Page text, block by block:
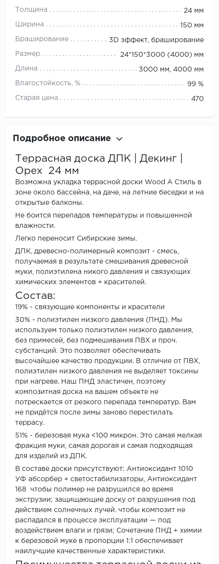
Толщина 24 мм
Ширина 150 мм
Браширование 3D эффект, браширование
Размер 24*150*3000 (4000) мм
Длина 3000 мм, 4000 мм
Влагостойкость, % 99 %
Старая цена 470
Подробное описание
Террасная доска ДПК | Декинг |
Орех 24 мм
Возможна укладка террасной доски Wood А Стиль в
зоне около бассейна, на даче, на летние беседки и на
открытые балконы.
Не боится перепадов температуры и повышенной
влажности.
Легко переносит Сибирские зимы.
ДПК, древесно-полимерный композит - смесь,
получаемая в результате смешивания древесной
муки, полиэтилена никого давления и связующих
химических элементов + красителей.
Состав:
19% - связующие компоненты и красители
30% - полиэтилен низкого давления (ПНД). Мы
используем только полиэтилен низкого давления,
без примесей, без подмешивания ПВХ и проч.
субстанций. Это позволяет обеспечивать
высочайшее качество продукции. В отличие от ПВХ,
полиэтилен низкого давления не выделяет токсины
при нагреве. Наш ПНД эластичен, поэтому
композитная доска на вашем объекте не
потрескается от резкого перепада температур. Вам
не придётся после зимы заново перестилать
террасу.
51% - березовая мука <100 микрон. Это самая мелкая
фракция муки, самая дорогая и самая подходящая
для изделий из ДПК.
В составе доски присутствуют: Антиоксидант 1010
УФ абсорбер + светостабилизаторы, Антиоксидант
168 чтобы полимер не разрушился во время
экструзии; защищающие доску от разрушения под
действием солнечных лучей. чтобы композит не
распадался в процессе эксплуатации — под
воздействием влаги и грязи; Сочетание ПНД + химии
к березовой муке в пропорции 1:1 обеспечивает
наилучшие качественные характеристики.